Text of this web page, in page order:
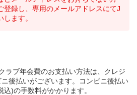
登録し、専用のメールアドレスにてJ
ます。
ラブ年会費のお支払い方法は、クレジ
後払いがございます。コンビニ後払い
)の手数料がかかります。